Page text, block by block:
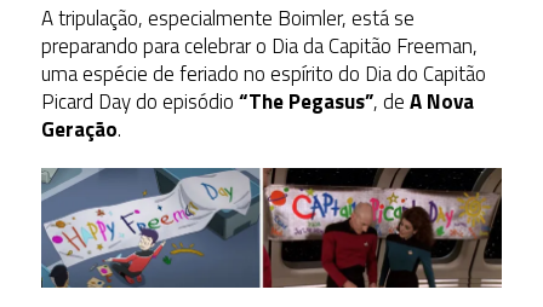
A tripulação, especialmente Boimler, está se
preparando para celebrar o Dia da Capitão Freeman,
uma espécie de feriado no espírito do Dia do Capitão
Picard Day do episódio“The Pegasus”, deA Nova
Geração.